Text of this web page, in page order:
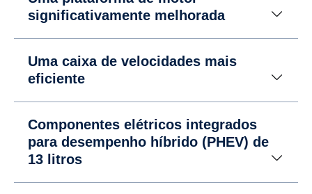
significativamente melhorada
Uma caixa de velocidades mais
eficiente
Componentes elétricos integrados
para desempenho híbrido (PHEV) de
13 litros